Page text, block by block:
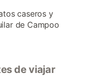
caseros y
de Campoo
de viajar